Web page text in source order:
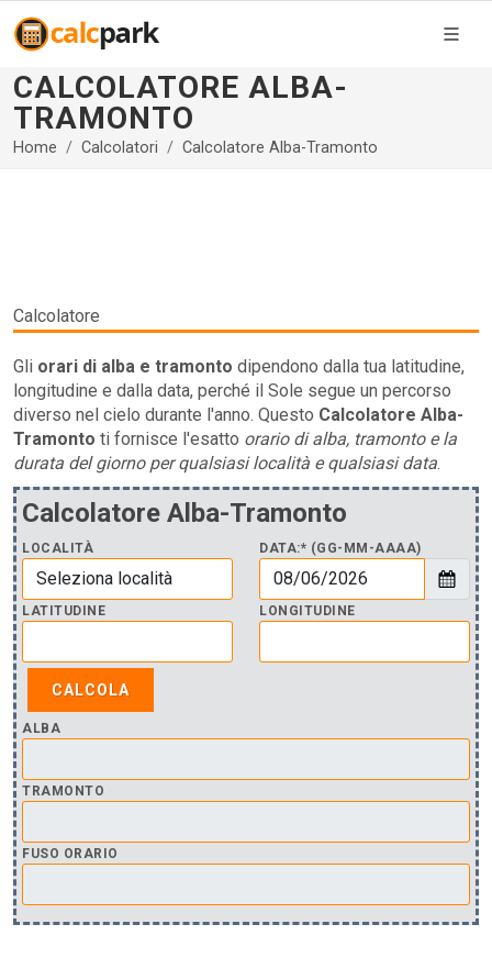
CALCOLATORE ALBA-
TRAMONTO
Home Calcolatori Calcolatore Alba-Tramonto
Calcolatore
Gli orari di alba e tramonto dipendono dalla tua latitudine,
longitudine e dalla data, perché il Sole segue un percorso
diverso nel cielo durante l'anno. Questo Calcolatore Alba-
Tramonto ti fornisce l'esatto orario di alba, tramonto e la
durata del giorno per qualsiasi località e qualsiasi data.
Calcolatore Alba-Tramonto
LOCALITÀ DATA:* (GG-MM-AAAA)
LATITUDINE LONGITUDINE
ALBA
TRAMONTO
FUSO ORARIO